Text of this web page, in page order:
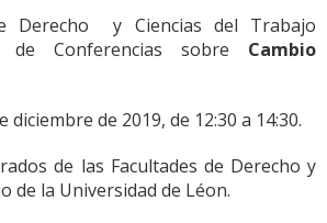
Derecho y Ciencias del Trabajo
Conferencias sobre Cambio
diciembre de 2019, de 12:30 a 14:30.
de las Facultades de Derecho y
de la Universidad de Léon.